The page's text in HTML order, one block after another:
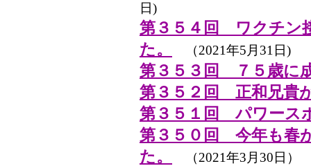
日)
第３５４回 ワクチン
た。
（2021年5月31日)
第３５３回 ７５歳に
第３５２回 正和兄貴
第３５１回 パワース
第３５０回 今年も春
た。
（2021年3月30日）